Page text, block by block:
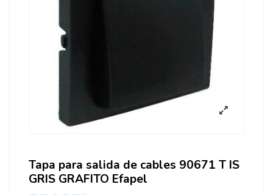
Tapa para salida de cables 90671 T IS
GRIS GRAFITO Efapel